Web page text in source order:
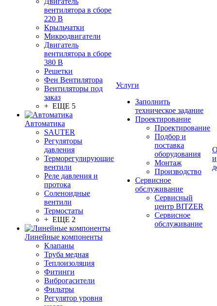
вентилятора в сборе
220 В
Крыльчатки
Микродвигатели
Двигатель
вентилятора в сборе
380 В
Решетки
Фен Вентилятора
Вентиляторы под
заказ
+ ЕЩЕ 5
Автоматика
SAUTER
Регуляторы
давления
Терморегулирующие
вентили
Реле давления и
протока
Соленоидные
вентили
Термостаты
+ ЕЩЕ 2
Линейные компоненты
Клапаны
Труба медная
Теплоизоляция
Фитинги
Виброгасители
Фильтры
Регулятор уровня
Услуги
Заполнить
техническое задание
Проектирование
Проектирование
Подбор и
поставка
оборудования
Монтаж
Производство
Сервисное
обслуживание
Сервисный
центр BITZER
Сервисное
обслуживание
и